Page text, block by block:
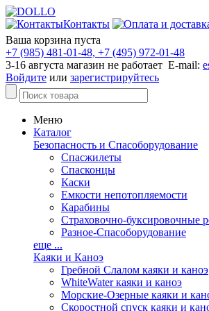
Контакты
Ваша корзина пуста
+7 (985) 481-01-48, +7 (495) 972-01-48
3-16 августа магазин не работает E-mail:
Войдите или зарегистрируйтесь
Меню
Каталог
Безопасность и Спасоборудование
Спасжилеты
Спасконцы
Каски
Емкости непотопляемости
Карабины
Страховочно-буксировочные
Разное-Спасоборудование
еще ...
Каяки и Каноэ
Гребной Слалом каяки и каноэ
WhiteWater каяки и каноэ
Морские-Озерные каяки и
Скоростной спуск каяки и